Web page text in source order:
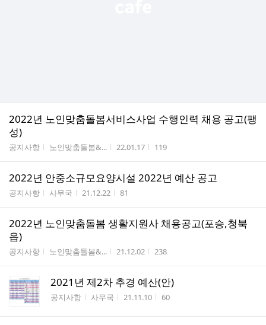
2022년 노인맞춤돌봄서비스사업 수행인력 채용 공고(팽
성)
게시판명
공지사항 작성자
노인맞춤돌봄&... 작성시간
22.01.17 조회수
119
2022년 안중소규모요양시설 2022년 예산 공고
게시판명
공지사항 작성자
사무국 작성시간
21.12.22 조회수
81
2022년 노인맞춤돌봄 생활지원사 채용공고(포승,청북
읍)
게시판명
공지사항 작성자
노인맞춤돌봄&... 작성시간
21.12.02 조회수
238
2021년 제2차 추경 예산(안)
게시판명
공지사항 작성자
사무국 작성시간
21.11.10 조회수
60